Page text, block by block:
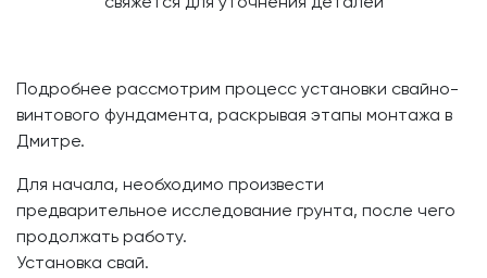
Подробнее рассмотрим процесс установки свайно-
винтового фундамента, раскрывая этапы монтажа в
Дмитре.
Для начала, необходимо произвести
предварительное исследование грунта, после чего
продолжать работу.
Установка свай.